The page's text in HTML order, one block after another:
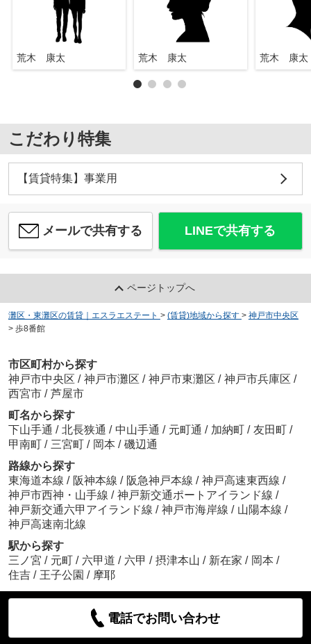
荒木 康太 荒木 康太 荒木 康太
こだわり特集
【賃貸特集】事業用
メールで共有する LINEで共有する
ページトップへ
灘区・東灘区の賃貸｜エスラエステート > (賃貸)地域から探す > 神戸市中央区
> 歩8番館
市区町村から探す
神戸市中央区 / 神戸市灘区 / 神戸市東灘区 / 神戸市兵庫区 /
西宮市 / 芦屋市
町名から探す
下山手通 / 北長狭通 / 中山手通 / 元町通 / 加納町 / 友田町 /
甲南町 / 三宮町 / 岡本 / 磯辺通
路線から探す
東海道本線 / 阪神本線 / 阪急神戸本線 / 神戸高速東西線 /
神戸市西神・山手線 / 神戸新交通ポートアイランド線 /
神戸新交通六甲アイランド線 / 神戸市海岸線 / 山陽本線 /
神戸高速南北線
駅から探す
三ノ宮 / 元町 / 六甲道 / 六甲 / 摂津本山 / 新在家 / 岡本 /
住吉 / 王子公園 / 摩耶
電話でお問い合わせ